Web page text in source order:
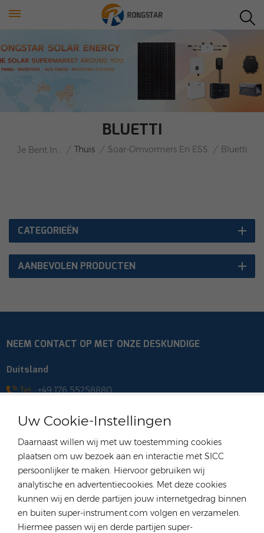
Uw Cookie-Instellingen
Daarnaast willen wij met uw toestemming cookies
plaatsen om uw bezoek aan en interactie met SICC
persoonlijker te maken. Hiervoor gebruiken wij
analytische en advertentiecookies. Met deze cookies
kunnen wij en derde partijen jouw internetgedrag binnen
en buiten super-instrument.com volgen en verzamelen.
Hiermee passen wij en derde partijen super-
BLUETTI
Je Bent In : / Thuis / Soar-Omvormers En ESS / Bluetti
CATEGORIEËN
AANBEVOLEN PRODUCTEN
NEEM CONTACT OP MET ONZE DESKUNDIGE
Duitsland
Tel :+49 176 55258880
Kantoor & Magazijn :Industriestraße 40, 52457
Aldenhoven, Deutschland
Hongkong
Tel :+852 54222219
Kantoor & Magazijn :39 Kung-Um Road, Yuen
Long, Hong Kong